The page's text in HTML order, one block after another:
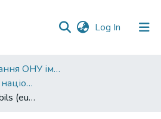
Log In (current)
Наукові видання ОНУ імені І. І. Мечникова
Вісник Одеського національного університету. Біологія
Euphorbia davidii subils (euphorbiaceae) in flora of railway tracks of Dniester bay bar